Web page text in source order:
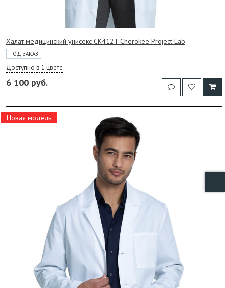
Халат медицинский унисекс CK412T Cherokee Project Lab
ПОД ЗАКАЗ
Доступно в 1 цвете
6 100 руб.
Новая модель